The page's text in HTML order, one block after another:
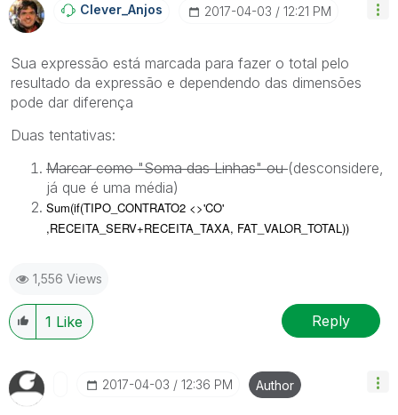
Clever_Anjos ‎2017-04-03 12:21 PM
Sua expressão está marcada para fazer o total pelo
resultado da expressão e dependendo das dimensões
pode dar diferença
Duas tentativas:
Marcar como "Soma das Linhas" ou(desconsidere,
já que é uma média)
Sum(if(TIPO_CONTRATO2 <>'CO'
,RECEITA_SERV+RECEITA_TAXA, FAT_VALOR_TOTAL))
1,556 Views
1 Like Reply
‎2017-04-03 12:36 PM Author